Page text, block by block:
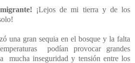
¡Lejos de mi tierra y de los
una gran sequia en el bosque y la falta
podían provocar grandes
mucha inseguridad y tensión entre los